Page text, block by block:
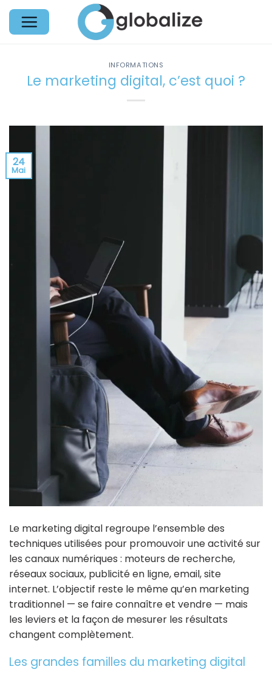
Passer
contenu
INFORMATIONS
Le marketing digital, c’est quoi ?
24
Mai
Le marketing digital regroupe l’ensemble des
techniques utilisées pour promouvoir une activité sur
les canaux numériques : moteurs de recherche,
réseaux sociaux, publicité en ligne, email, site
internet. L’objectif reste le même qu’en marketing
traditionnel — se faire connaître et vendre — mais
les leviers et la façon de mesurer les résultats
changent complètement.
Les grandes familles du marketing digital